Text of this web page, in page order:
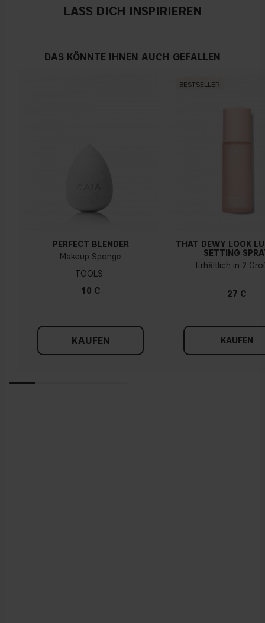
LASS DICH INSPIRIEREN
DAS KÖNNTE IHNEN AUCH GEFALLEN
PERFECT BLENDER
Makeup Sponge
TOOLS
10 €
KAUFEN
BESTSELLER
THAT DEWY LOOK
SETTING
Erhältlich in 2
27 €
KAUFEN